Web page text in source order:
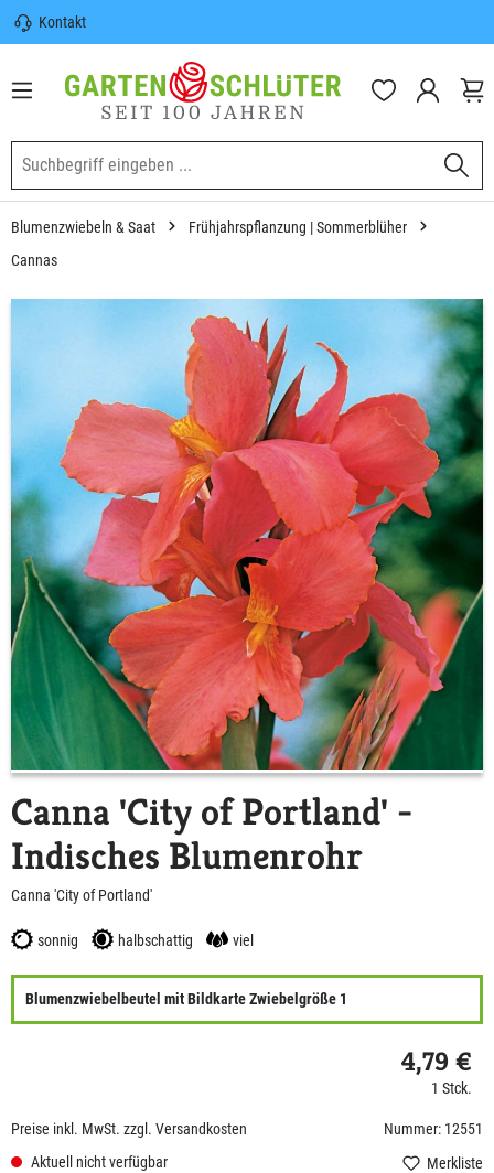
springen
Kontakt
Sicherer Versand | Versandkostenfrei
(DE) ab 100€
Garten-Schlüter Anwachsgarantie
Blumenzwiebeln & Saat
Frühjahrspflanzung | Sommerblüher
Cannas
Canna 'City of Portland' -
Indisches Blumenrohr
Canna 'City of Portland'
sonnig halbschattig viel
Blumenzwiebelbeutel mit Bildkarte Zwiebelgröße 1
4,79 €
1 Stck.
Preise inkl. MwSt. zzgl. Versandkosten
Nummer: 12551
Aktuell nicht verfügbar
Merkliste